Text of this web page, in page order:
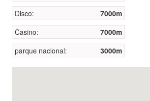
Disco:
7000m
Casino:
7000m
parque nacional:
3000m